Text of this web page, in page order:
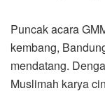
Puncak acara
kembang,
mendatang.
Muslimah karya